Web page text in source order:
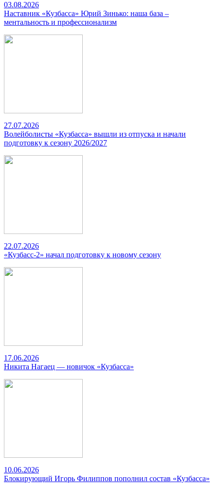
03.08.2026
Наставник «Кузбасса» Юрий Зинько: наша база –
ментальность и профессионализм
27.07.2026
Волейболисты «Кузбасса» вышли из отпуска и начали
подготовку к сезону 2026/2027
22.07.2026
«Кузбасс-2» начал подготовку к новому сезону
17.06.2026
Никита Нагаец — новичок «Кузбасса»
10.06.2026
Блокирующий Игорь Филиппов пополнил состав «Кузбасса»